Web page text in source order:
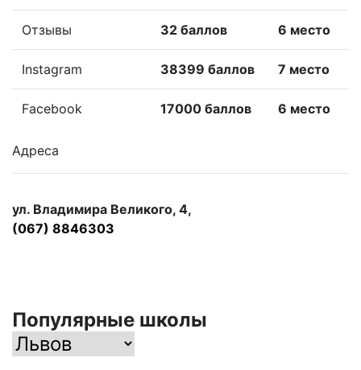
Отзывы 32 баллов 6 место
Instagram 38399 баллов 7 место
Facebook 17000 баллов 6 место
Адреса
ул. Владимира Великого, 4,
(067) 8846303
Популярные школы